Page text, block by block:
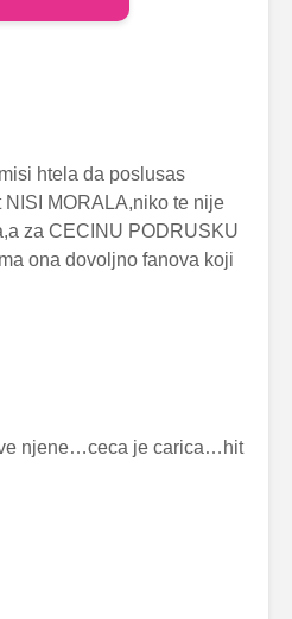
htela da poslusas
MORALA,niko te nije
za CECINU PODRUSKU
ona dovoljno fanova koji
njene…ceca je carica…hit